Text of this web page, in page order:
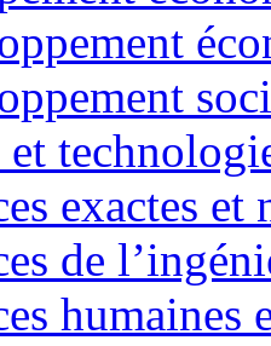
et
exactes et
de
humaines